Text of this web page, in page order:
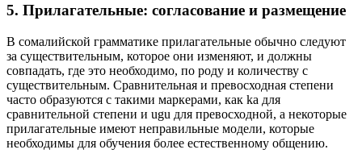
5. Прилагательные: согласование и размещение
В сомалийской грамматике прилагательные обычно следуют
за существительным, которое они изменяют, и должны
совпадать, где это необходимо, по роду и количеству с
существительным. Сравнительная и превосходная степени
часто образуются с такими маркерами, как ka для
сравнительной степени и ugu для превосходной, а некоторые
прилагательные имеют неправильные модели, которые
необходимы для обучения более естественному общению.